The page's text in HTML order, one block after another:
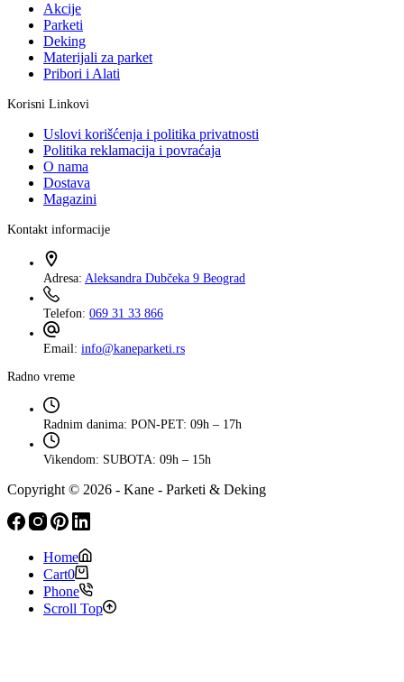
Akcije
Parketi
Deking
Materijali za parket
Pribori i Alati
Korisni Linkovi
Uslovi korišćenja i politika privatnosti
Politika reklamacija i povraćaja
O nama
Dostava
Magazini
Kontakt informacije
Adresa: Aleksandra Dubčeka 9 Beograd
Telefon: 069 31 33 866
Email: info@kaneparketi.rs
Radno vreme
Radnim danima: PON-PET: 09h – 17h
Vikendom: SUBOTA: 09h – 15h
Copyright © 2026 - Kane - Parketi & Deking
Home
Cart0
Phone
Scroll Top